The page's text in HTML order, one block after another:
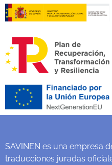
SAVINEN es una empresa
traducciones juradas